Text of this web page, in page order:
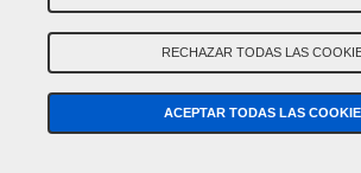
Código de Producto:BVCD-FA-
JEWEL GREEN MET(VEDI FEU
RECHAZAR TODAS LAS
ACEPTAR TODAS LAS